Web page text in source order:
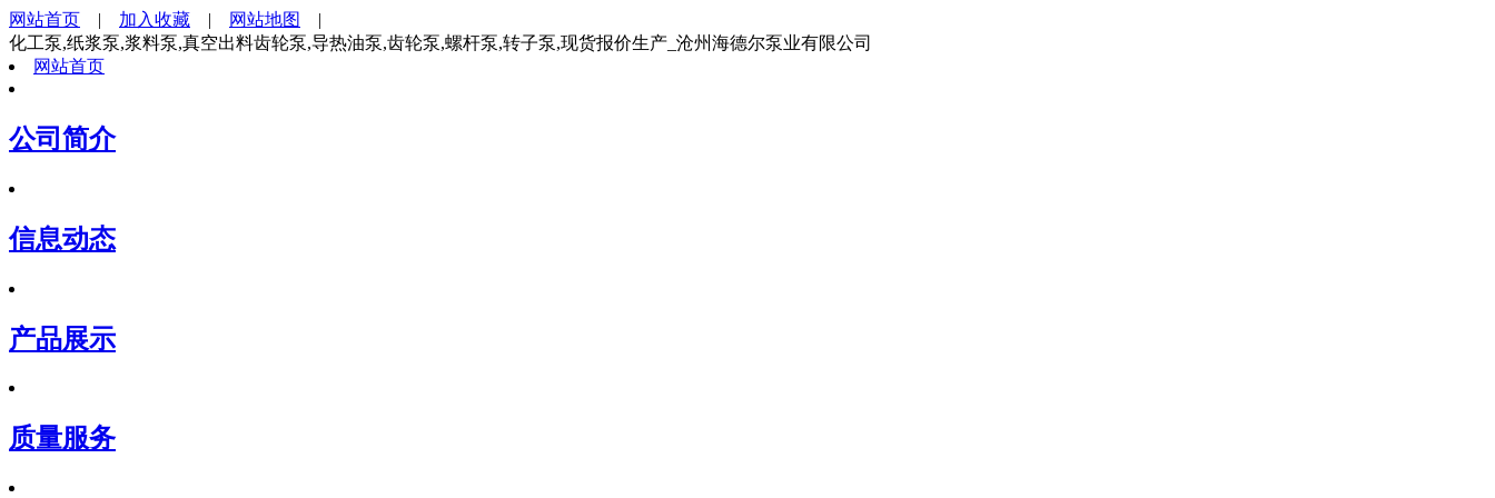
网站首页 | 加入收藏 | 网站地图
|
化工泵,纸浆泵,浆料泵,真空出料齿轮泵,导热油泵,齿轮泵,螺杆泵,转子泵,现货报价生产_沧州海德尔泵业有限公司
网站首页
公司简介
信息动态
产品展示
质量服务